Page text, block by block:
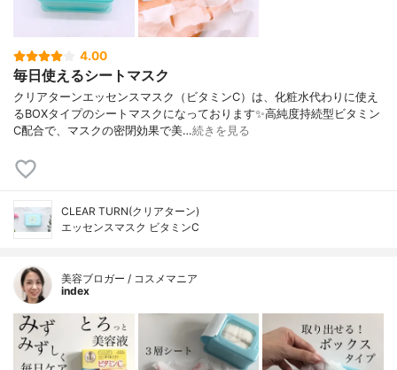
4.00
毎日使えるシートマスク
クリアターンエッセンスマスク（ビタミンC）は、化粧水代わりに使え
るBOXタイプのシートマスクになっております✨高純度持続型ビタミン
C配合で、マスクの密閉効果で美…続きを見る
CLEAR TURN(クリアターン)
エッセンスマスク ビタミンC
美容ブロガー / コスメマニア
index